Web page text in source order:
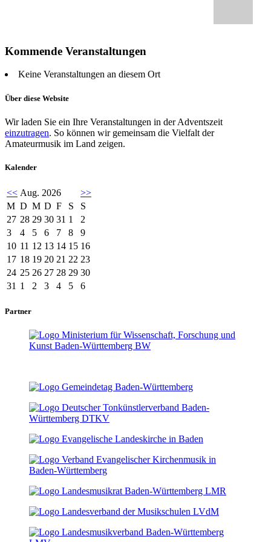
Kommende Veranstaltungen
Keine Veranstaltungen an diesem Ort
Über diese Website
Wir laden Sie ein Ihre Veranstaltungen in der Adventszeit
einzutragen. So können wir gemeinsam die Vielfalt der
Amateurmusik im Land zeigen.
Kalender
<< Aug. 2026
>>
M D M D F S
S
27 28 29 30 31 1
2
3
4 5 6 7 8
9
10 11 12 13 14 15 16
17 18 19 20 21 22 23
24 25 26 27 28 29 30
31 1 2 3 4 5 6
Partner